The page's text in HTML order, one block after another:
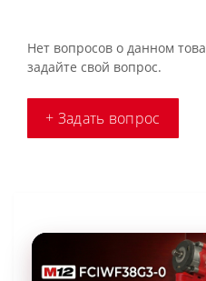
Нет вопросов о данном
задайте свой вопрос.
+ Задать вопрос